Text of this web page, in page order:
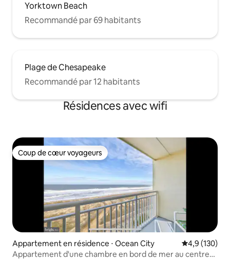
Yorktown Beach
Recommandé par 69 habitants
Plage de Chesapeake
Recommandé par 12 habitants
Résidences avec wifi
Coup de cœur voyageurs
Coup de cœur voyageurs
Appartement en résidence ⋅ Ocean City Évaluation
4,9 (130)
Appartement d'une chambre en bord de mer au centre-